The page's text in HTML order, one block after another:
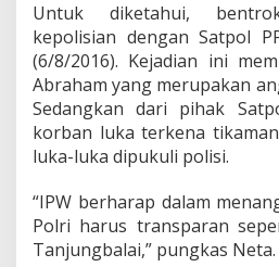
Untuk diketahui,
kepolisian dengan Satpol
(6/8/2016). Kejadian ini
Abraham yang merupakan
Sedangkan dari pihak
korban luka terkena
luka-luka dipukuli polisi.
“IPW berharap dalam
Polri harus transparan
Tanjungbalai,” pungkas Neta.